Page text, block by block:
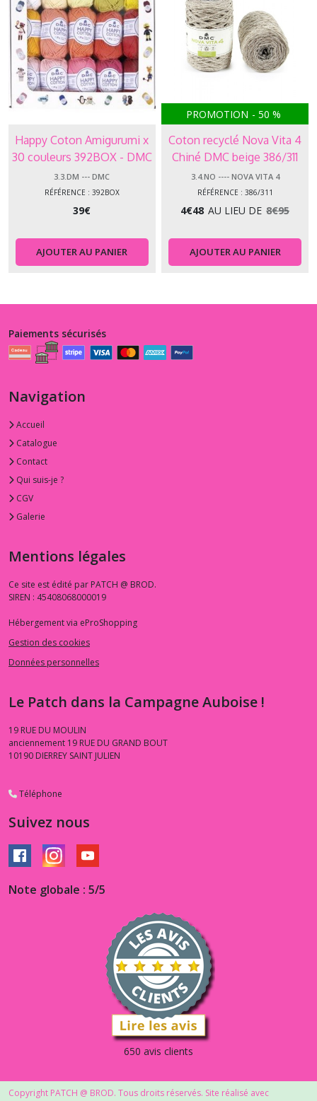
Happy Coton Amigurumi x
30 couleurs 392BOX - DMC
3.3.DM --- DMC
RÉFÉRENCE : 392BOX
39€
AJOUTER AU PANIER
PROMOTION - 50 %
Coton recyclé Nova Vita 4
Chiné DMC beige 386/311
3.4.NO ---- NOVA VITA 4
RÉFÉRENCE : 386/311
4€48 AU LIEU DE 8€95
AJOUTER AU PANIER
Paiements sécurisés
Navigation
Accueil
Catalogue
Contact
Qui suis-je ?
CGV
Galerie
Mentions légales
Ce site est édité par PATCH @ BROD.
SIREN : 45408068000019
Hébergement via eProShopping
Gestion des cookies
Données personnelles
Le Patch dans la Campagne Auboise !
19 RUE DU MOULIN
anciennement 19 RUE DU GRAND BOUT
10190 DIERREY SAINT JULIEN
Téléphone
Suivez nous
Note globale : 5/5
650 avis clients
Copyright PATCH @ BROD. Tous droits réservés. Site réalisé avec